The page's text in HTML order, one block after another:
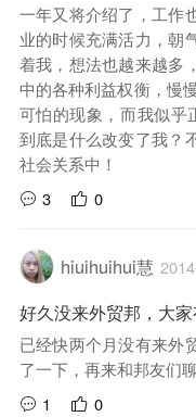
一年又将介绍了，工作
业的时候充满活力，朝
着我，想法也越来越多
中的各种利益权衡，慢
可怕的现象，而我似乎
到底是什么改变了我？
社会关系中！
3
0
hiuihuihui慧
好久没来外贸邦，大
已经快两个月没有来外
了一下，再来和邦友们
1
0